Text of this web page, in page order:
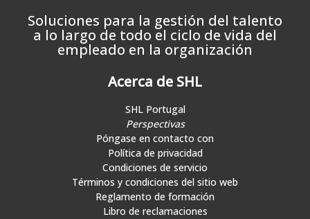
Soluciones para la gestión del talento
a lo largo de todo el ciclo de vida del
empleado en la organización
Acerca de SHL
SHL Portugal
Perspectivas
Póngase en contacto con
Política de privacidad
Condiciones de servicio
Términos y condiciones del sitio web
Reglamento de formación
Libro de reclamaciones